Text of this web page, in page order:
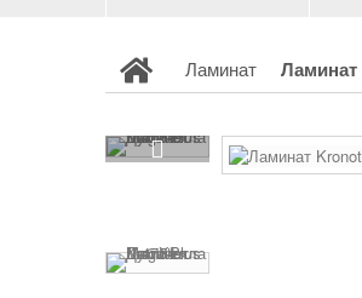
Ламинат Ламинат